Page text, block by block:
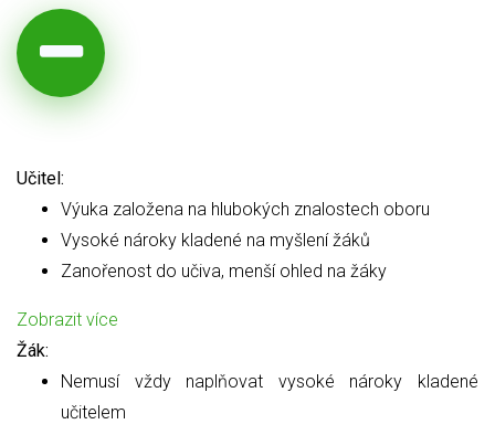
Učitel:
Výuka založena na hlubokých znalostech oboru
Vysoké nároky kladené na myšlení žáků
Zanořenost do učiva, menší ohled na žáky
Zobrazit více
Žák:
Nemusí vždy naplňovat vysoké nároky kladené
učitelem